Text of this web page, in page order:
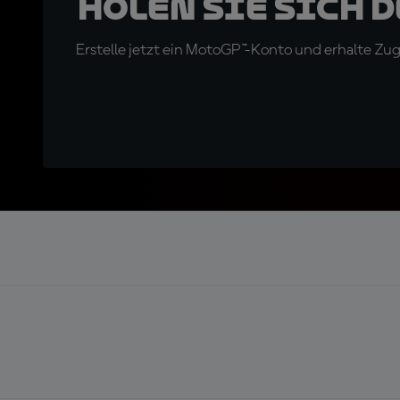
Holen Sie sich
Erstelle jetzt ein MotoGP™-Konto und erhalte